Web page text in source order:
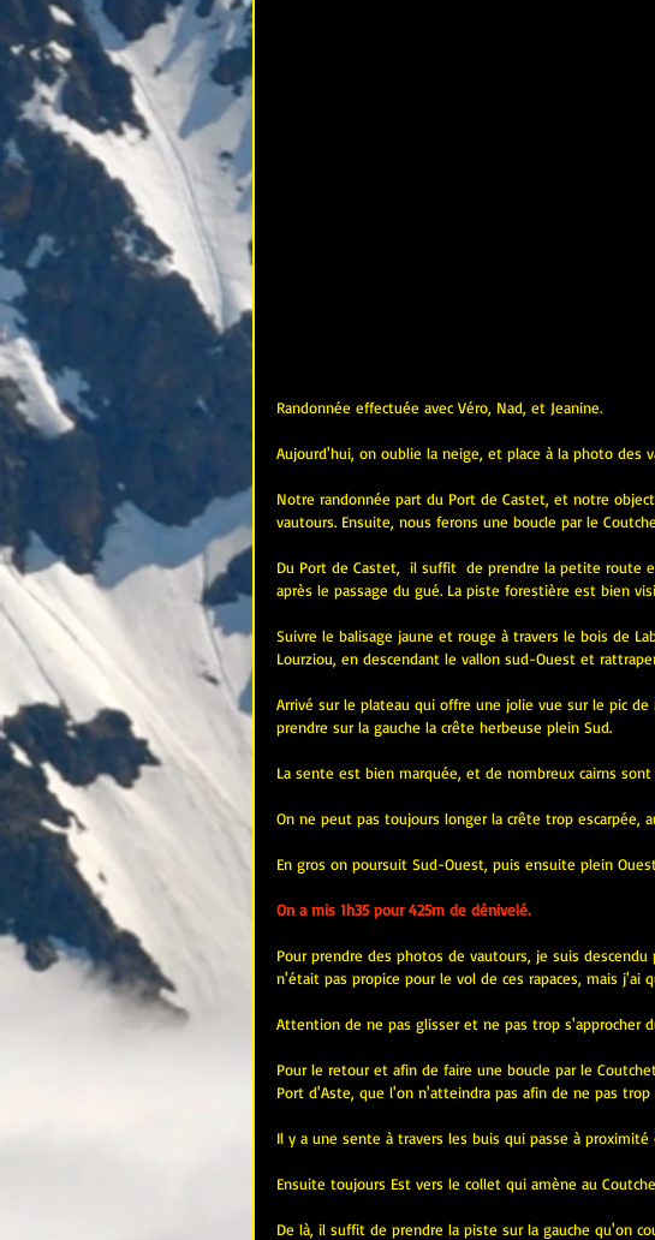
Randonnée effectuée avec Véro, Nad, et Jeanine.
Aujourd'hui, on oublie la neige, et place à la photo des
Notre randonnée part du Port de Castet, et notre
vautours. Ensuite, nous ferons une boucle par le
Du Port de Castet,  il suffit  de prendre la petite route
après le passage du gué. La piste forestière est bien
Suivre le balisage jaune et rouge à travers le bois de
Lourziou, en descendant le vallon sud-Ouest et
Arrivé sur le plateau qui offre une jolie vue sur le pic de
prendre sur la gauche la crête herbeuse plein Sud.
La sente est bien marquée, et de nombreux cairns sont
On ne peut pas toujours longer la crête trop escarpée,
En gros on poursuit Sud-Ouest, puis ensuite plein
On a mis 1h35 pour 425m de dénivelé.
Pour prendre des photos de vautours, je suis
n'était pas propice pour le vol de ces rapaces, mais j'ai
Attention de ne pas glisser et ne pas trop s'approcher
Pour le retour et afin de faire une boucle par le
Port d'Aste, que l'on n'atteindra pas afin de ne pas trop
Il y a une sente à travers les buis qui passe à
Ensuite toujours Est vers le collet qui amène au
De là, il suffit de prendre la piste sur la gauche qu'on